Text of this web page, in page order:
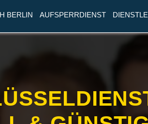
BERLIN AUFSPERRDIENST